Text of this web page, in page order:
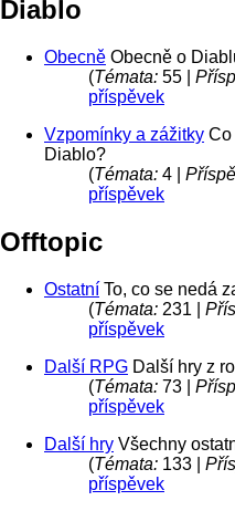
Diablo
Obecně Obecně o
(Témata: 55 |
příspěvek
Vzpomínky a zážitky Co
Diablo?
(Témata: 4 |
příspěvek
Offtopic
Ostatní To, co se nedá
(Témata: 231 |
příspěvek
Další RPG Další hry z
(Témata: 73 |
příspěvek
Další hry Všechny
(Témata: 133 |
příspěvek